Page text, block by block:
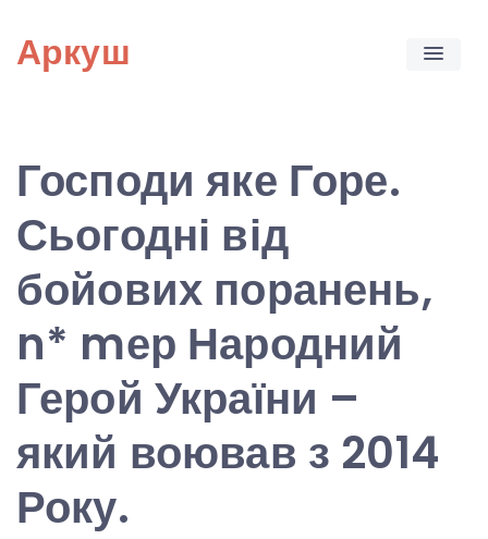
content
Аркуш
Господи яке Горе.
Сьогодні від
бойових поранень,
n* mер Народний
Герой України –
який воював з 2014
Року.